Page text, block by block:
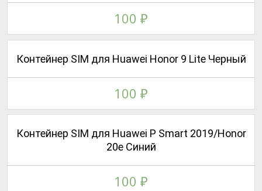
Контейнер SIM для Huawei P Smart 2019/Honor
20e Синий
100 ₽
Контейнер SIM для Huawei Honor 9 Lite Черный
100 ₽
100 ₽